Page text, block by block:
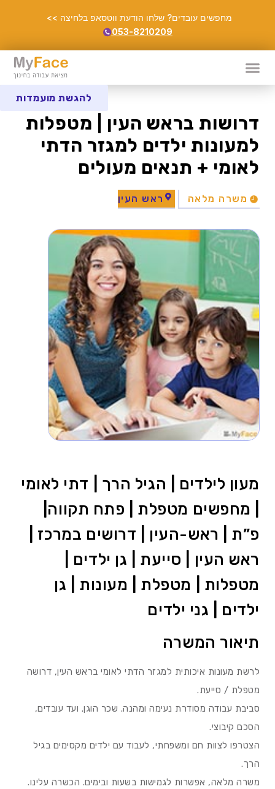
מחפשים עובדים? שלחו הודעת ווטסאפ בלחיצה >>
053-8210209
דרושות בראש העין | מטפלות
למעונות ילדים למגזר הדתי
לאומי + תנאים מעולים
משרה מלאה ראש העין
להגשת מועמדות
מעון לילדים | הגיל הרך | דתי לאומי
| מחפשים מטפלת | פתח תקווה|
פ”ת | ראש-העין | דרושים במרכז |
ראש העין | סייעת | גן ילדים |
מטפלות | מטפלת | מעונות | גן
ילדים | גני ילדים
תיאור המשרה
לרשת מעונות איכותית למגזר הדתי לאומי בראש העין, דרושה
מטפלת / סייעת.
סביבת עבודה מסודרת נעימה ומהנה. שכר הוגן. ועד עובדים,
הסכם קיבוצי.
הצטרפו לצוות חם ומשפחתי, לעבוד עם ילדים מקסימים בגיל
הרך.
משרה מלאה, אפשרות לגמישות בשעות ובימים. הכשרה עלינו.